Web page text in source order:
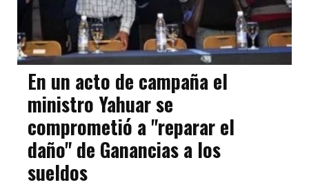
En un acto de campaña el
ministro Yahuar se
comprometió a "reparar el
daño" de Ganancias a los
sueldos